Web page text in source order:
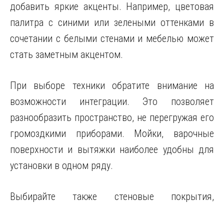
добавить яркие акценты. Например, цветовая
палитра с синими или зелеными оттенками в
сочетании с белыми стенами и мебелью может
стать заметным акцентом.
При выборе техники обратите внимание на
возможности интеграции. Это позволяет
разнообразить пространство, не перегружая его
громоздкими приборами. Мойки, варочные
поверхности и вытяжки наиболее удобны для
установки в одном ряду.
Выбирайте также стеновые покрытия,